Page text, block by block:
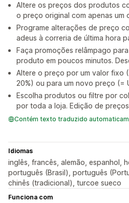
Altere os preços dos produtos
o preço original com apenas um
Programe alterações de preço
adeus à correria de última hora
Faça promoções relâmpago
produto em poucos minutos.
Altere o preço por um valor fixo
20%) ou para um novo preço (=
Escolha produtos ou filtre por
por toda a loja. Edição de
Contém texto traduzido
Idiomas
inglês, francês, alemão, espanhol,
português (Brasil), português
chinês (tradicional), turcoe sueco
Funciona com